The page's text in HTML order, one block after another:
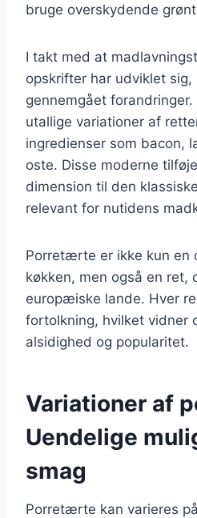
bruge overskydende
I takt med at
opskrifter har udviklet
gennemgået
utallige variationer af
ingredienser som bacon,
oste. Disse moderne
dimension til den
relevant for nutidens
Porretærte er ikke kun en
køkken, men også en ret,
europæiske lande. Hver
fortolkning, hvilket vidner
alsidighed og popularitet.
Variationer af
Uendelige
smag
Porretærte kan varieres